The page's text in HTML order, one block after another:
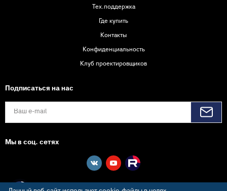
Тех.поддержка
Где купить
Контакты
Конфиденциальность
Клуб проектировщиков
Подписаться на нас
Мы в соц. сетях